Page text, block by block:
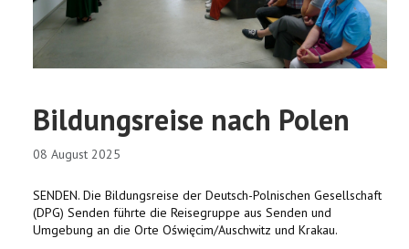
Bildungsreise nach Polen
08 August 2025
SENDEN. Die Bildungsreise der Deutsch-Polnischen Gesellschaft
(DPG) Senden führte die Reisegruppe aus Senden und
Umgebung an die Orte Oświęcim/Auschwitz und Krakau.